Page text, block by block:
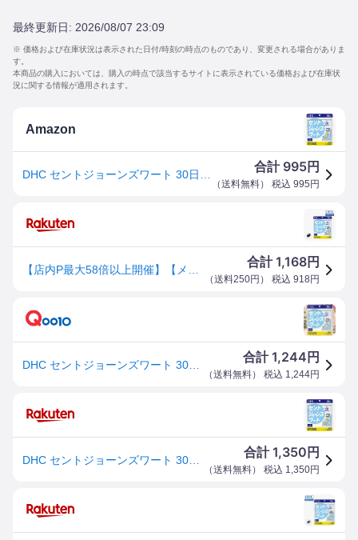
最終更新日: 2026/08/07 23:09
※ 価格および在庫状況は表示された日付/時刻の時点のものであり、変更される場合がありま
す。
本商品の購入においては、購入の時点で該当するサイトに表示されている価格および在庫状
況に関する情報が適用されます。
Amazon
合計 995円
（送料無料） 税込 995 円
合計1,168円
（送料250円 ） 税込 918 円
合計1,244 円
（送料無料） 税込 1,244円
合計1,350 円
（送料無料） 税込 1,350円